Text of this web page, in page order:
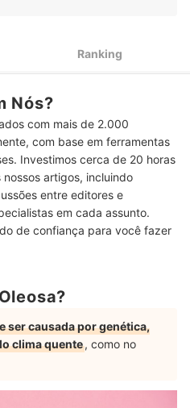
da Base para Pele Oleosa
com Cor de Fundo
sua Pele
Proteção, Prefira Bases para Pele
Oleosa
para Pele Oleosa
Pele Fica Craquelada?
Ranking
Nós?
com mais de 2.000
com base em ferramentas
Investimos cerca de 20 horas
artigos, incluindo
entre editores e
em cada assunto.
de confiança para você fazer
ser causada por genética,
clima quente, como no